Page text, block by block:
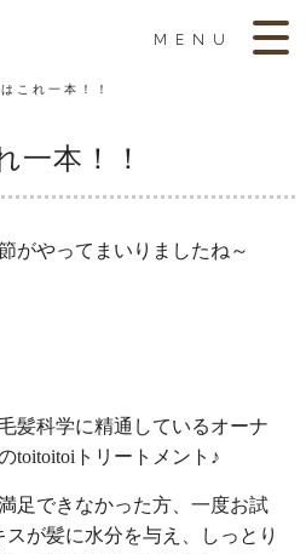
MENU
これ一本！！
一本！！
がやってまいりましたね～
髪科学に精通しているオーナ
toitoitoiトリートメント♪
足できなかった方、一度お試
が髪に水分を与え、しっとり